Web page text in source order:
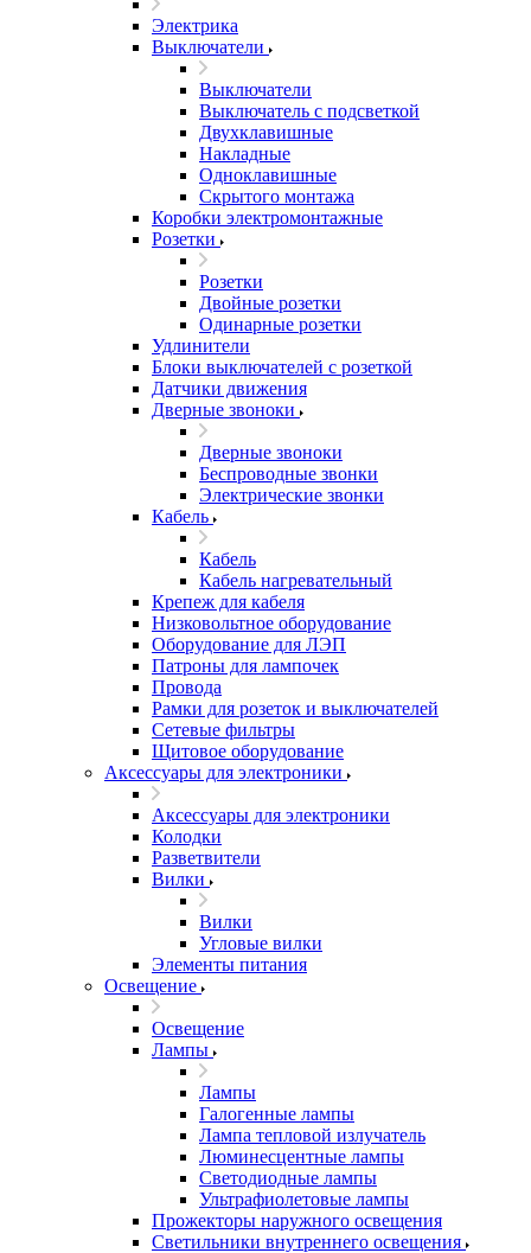
Электрика
Выключатели
Выключатели
Выключатель с подсветкой
Двухклавишные
Накладные
Одноклавишные
Скрытого монтажа
Коробки электромонтажные
Розетки
Розетки
Двойные розетки
Одинарные розетки
Удлинители
Блоки выключателей с розеткой
Датчики движения
Дверные звоноки
Дверные звоноки
Беспроводные звонки
Электрические звонки
Кабель
Кабель
Кабель нагревательный
Крепеж для кабеля
Низковольтное оборудование
Оборудование для ЛЭП
Патроны для лампочек
Провода
Рамки для розеток и выключателей
Сетевые фильтры
Щитовое оборудование
Аксессуары для электроники
Аксессуары для электроники
Колодки
Разветвители
Вилки
Вилки
Угловые вилки
Элементы питания
Освещение
Освещение
Лампы
Лампы
Галогенные лампы
Лампа тепловой излучатель
Люминесцентные лампы
Светодиодные лампы
Ультрафиолетовые лампы
Прожекторы наружного освещения
Светильники внутреннего освещения